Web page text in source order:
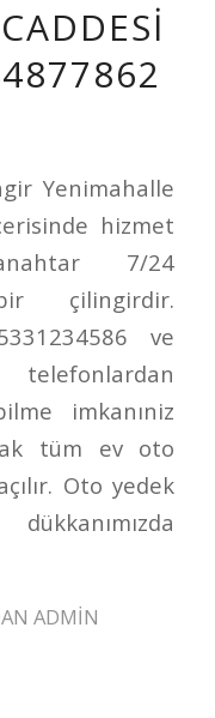
Yenimahalle
hizmet
7/24
çilingirdir.
ve
telefonlardan
imkanıniz
tüm ev oto
Oto yedek
ADMIN